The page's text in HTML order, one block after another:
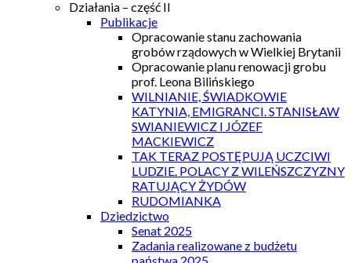
Działania – część II
Publikacje
Opracowanie stanu zachowania
grobów rządowych w Wielkiej Brytanii
Opracowanie planu renowacji grobu
prof. Leona Bilińskiego
WILNIANIE, ŚWIADKOWIE
KATYNIA, EMIGRANCI. STANISŁAW
SWIANIEWICZ I JÓZEF
MACKIEWICZ
TAK TERAZ POSTĘPUJĄ UCZCIWI
LUDZIE. POLACY Z WILEŃSZCZYZNY
RATUJĄCY ŻYDÓW
RUDOMIANKA
Dziedzictwo
Senat 2025
Zadania realizowane z budżetu